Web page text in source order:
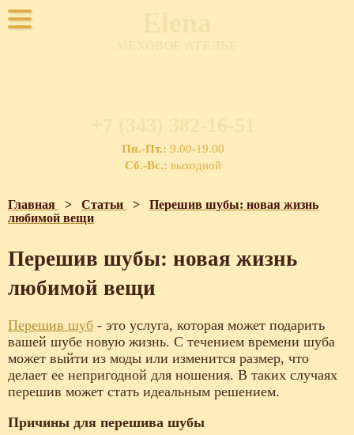
Пн.-Пт.: 9.00-19.00
Сб.-Вс.: выходной
Главная > Статьи > Перешив шубы: новая жизнь
любимой вещи
Перешив шубы: новая жизнь
любимой вещи
Перешив шуб - это услуга, которая может подарить
вашей шубе новую жизнь. С течением времени шуба
может выйти из моды или изменится размер, что
делает ее непригодной для ношения. В таких случаях
перешив может стать идеальным решением.
Причины для перешива шубы